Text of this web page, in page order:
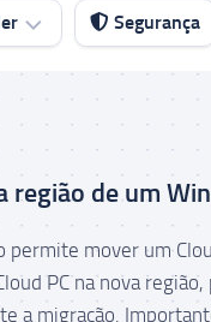
Segurança
região de um
permite mover um
PC na nova
a migração.